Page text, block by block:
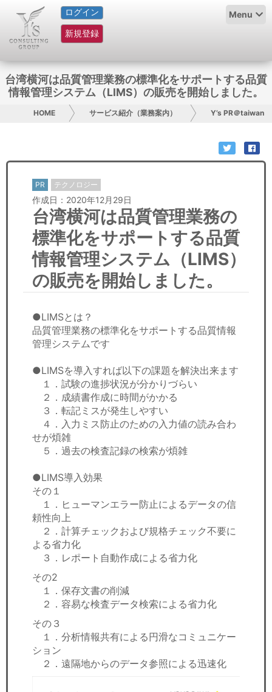
ログイン
新規登録
Menu
HOME
サービス紹介
コラム
グループ概要
お問い合わせ
日本人にPR
コンサルティング
リサーチ
セミナー
労務顧問
飲食店情報
台湾横河は品質管理業務の標準化をサポートする品質
情報管理システム（LIMS）の販売を開始しました。
HOME サービス紹介（業務案内） Y’s PR＠taiwan
PR テクノロジー
作成日：2020年12月29日
台湾横河は品質管理業務の
標準化をサポートする品質
情報管理システム（LIMS）
の販売を開始しました。
●LIMSとは？
品質管理業務の標準化をサポートする品質情報
管理システムです
●LIMSを導入すれば以下の課題を解決出来ます
１．試験の進捗状況が分かりづらい
２．成績書作成に時間がかかる
３．転記ミスが発生しやすい
４．入力ミス防止のための入力値の読み合わ
せが煩雑
５．過去の検査記録の検索が煩雑
●LIMS導入効果
その１
１．ヒューマンエラー防止によるデータの信
頼性向上
２．計算チェックおよび規格チェック不要に
よる省力化
３．レポート自動作成による省力化
その2
１．保存文書の削減
２．容易な検査データ検索による省力化
その３
１．分析情報共有による円滑なコミュニケー
ション
２．遠隔地からのデータ参照による迅速化